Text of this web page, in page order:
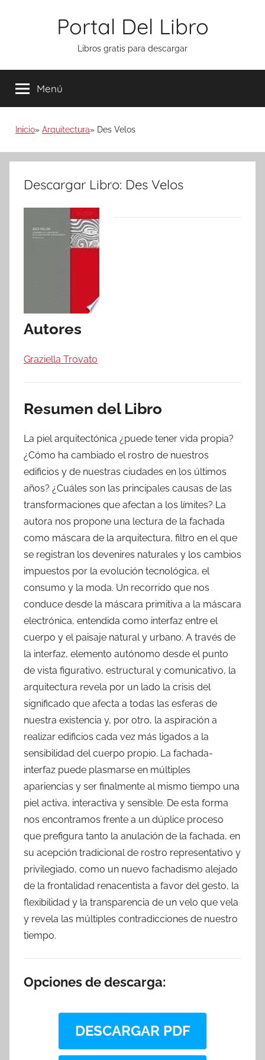
Portal Del Libro
Libros gratis para descargar
Menú
Inicio Arquitectura Des Velos
Descargar Libro: Des Velos
Autores
Graziella Trovato
Resumen del Libro
La piel arquitectónica ¿puede tener vida propia?
¿Cómo ha cambiado el rostro de nuestros
edificios y de nuestras ciudades en los últimos
años? ¿Cuáles son las principales causas de las
transformaciones que afectan a los límites? La
autora nos propone una lectura de la fachada
como máscara de la arquitectura, filtro en el que
se registran los devenires naturales y los cambios
impuestos por la evolución tecnológica, el
consumo y la moda. Un recorrido que nos
conduce desde la máscara primitiva a la máscara
electrónica, entendida como interfaz entre el
cuerpo y el paisaje natural y urbano. A través de
la interfaz, elemento autónomo desde el punto
de vista figurativo, estructural y comunicativo, la
arquitectura revela por un lado la crisis del
significado que afecta a todas las esferas de
nuestra existencia y, por otro, la aspiración a
realizar edificios cada vez más ligados a la
sensibilidad del cuerpo propio. La fachada-
interfaz puede plasmarse en múltiples
apariencias y ser finalmente al mismo tiempo una
piel activa, interactiva y sensible. De esta forma
nos encontramos frente a un dúplice proceso
que prefigura tanto la anulación de la fachada, en
su acepción tradicional de rostro representativo y
privilegiado, como un nuevo fachadismo alejado
de la frontalidad renacentista a favor del gesto, la
flexibilidad y la transparencia de un velo que vela
y revela las múltiples contradicciones de nuestro
tiempo.
Opciones de descarga:
DESCARGAR PDF